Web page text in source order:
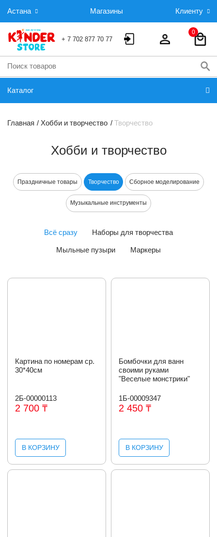
Астана Магазины Клиенту
+ 7 702 877 70 77
0
Каталог
Главная Хобби и творчество Творчество
Хобби и творчество
Праздничные товары Творчество Сборное моделирование
Музыкальные инструменты
Всё сразу Наборы для творчества
Мыльные пузыри Маркеры
Картина по номерам ср.
30*40см
2Б-00000113
2 700 ₸
В КОРЗИНУ
Бомбочки для ванн
своими руками
"Веселые монстрики"
1Б-00009347
2 450 ₸
В КОРЗИНУ